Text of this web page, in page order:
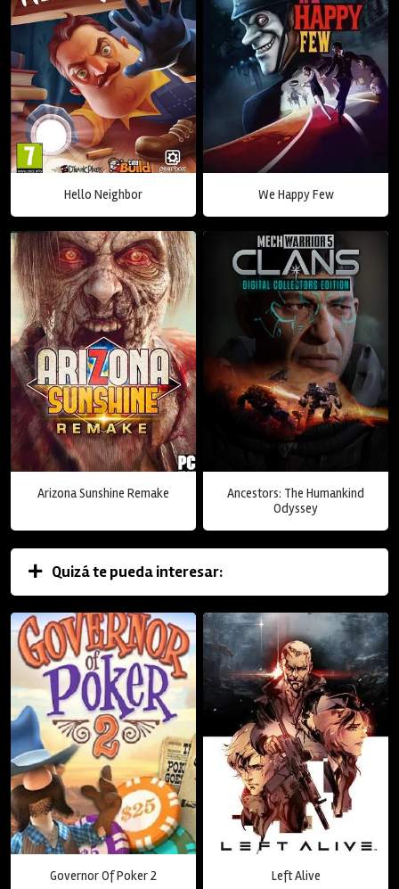
Hello Neighbor We Happy Few
Arizona Sunshine Remake
Ancestors: The Humankind
Odyssey
Quizá te pueda interesar:
Governor Of Poker 2 Left Alive